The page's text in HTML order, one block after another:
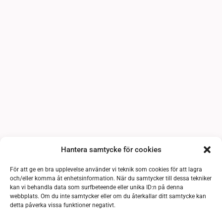
Hantera samtycke för cookies
För att ge en bra upplevelse använder vi teknik som cookies för att lagra
och/eller komma åt enhetsinformation. När du samtycker till dessa tekniker
kan vi behandla data som surfbeteende eller unika ID:n på denna
webbplats. Om du inte samtycker eller om du återkallar ditt samtycke kan
detta påverka vissa funktioner negativt.